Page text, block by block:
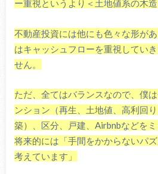
ー重視というより＜土地値系の木造
不動産投資には他にも色々な形が
はキャッシュフローを重視してい
せん。
ただ、全てはバランスなので、僕
ンション（再生、土地値、高利回
築）、区分、戸建、Airbnbなどをミ
将来的には「手間をかからないパ
考えています」